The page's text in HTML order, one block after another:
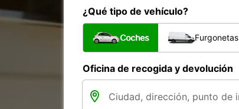
¿Qué tipo de vehículo?
Coches Furgonetas
Oficina de recogida y devolución